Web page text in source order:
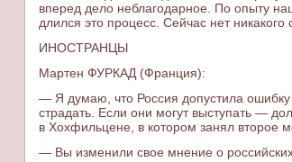
вперед дело неблагодарное. По опыту
длился это процесс. Сейчас нет
ИНОСТРАНЦЫ
Мартен ФУРКАД (Франция):
— Я думаю, что Россия допустила
страдать. Если они могут выступать —
в Хохфильцене, в котором занял второе
— Вы изменили свое мнение о